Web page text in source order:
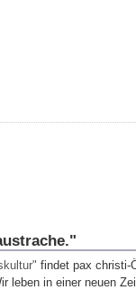
findet pax christi-
leben in einer neuen